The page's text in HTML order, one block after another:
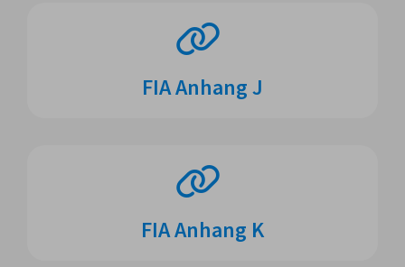
FIA Anhang J
FIA Anhang K